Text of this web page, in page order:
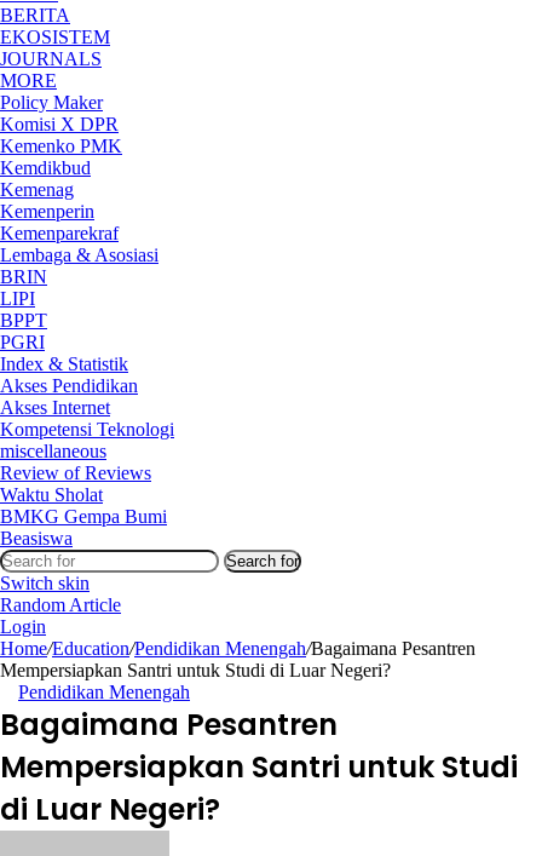
BERITA
EKOSISTEM
JOURNALS
MORE
Policy Maker
Komisi X DPR
Kemenko PMK
Kemdikbud
Kemenag
Kemenperin
Kemenparekraf
Lembaga & Asosiasi
BRIN
LIPI
BPPT
PGRI
Index & Statistik
Akses Pendidikan
Akses Internet
Kompetensi Teknologi
miscellaneous
Review of Reviews
Waktu Sholat
BMKG Gempa Bumi
Beasiswa
Search for
Switch skin
Random Article
Login
Home/Education/Pendidikan Menengah/Bagaimana Pesantren
Mempersiapkan Santri untuk Studi di Luar Negeri?
Pendidikan Menengah
Bagaimana Pesantren
Mempersiapkan Santri untuk Studi
di Luar Negeri?